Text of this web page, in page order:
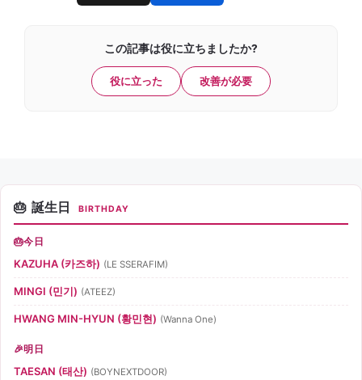
この記事は役に立ちましたか?
役に立った 改善が必要
誕生日 BIRTHDAY
今日
KAZUHA (카즈하) (LE SSERAFIM)
MINGI (민기) (ATEEZ)
HWANG MIN-HYUN (황민현) (Wanna One)
明日
TAESAN (태산) (BOYNEXTDOOR)